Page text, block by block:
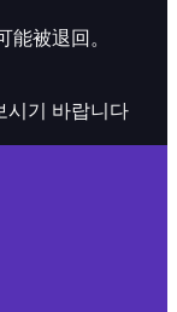
能被退回。
시기 바랍니다